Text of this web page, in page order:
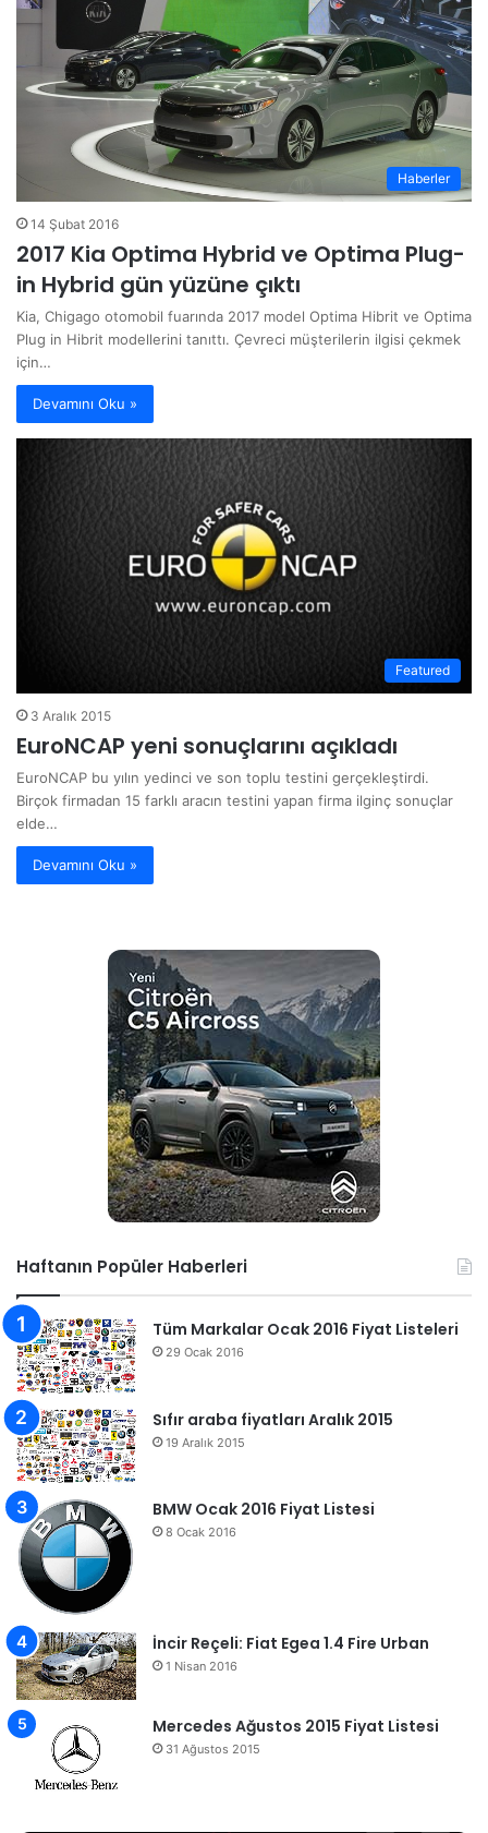
Haberler
14 Şubat 2016
2017 Kia Optima Hybrid ve Optima Plug-
in Hybrid gün yüzüne çıktı
Kia, Chigago otomobil fuarında 2017 model Optima Hibrit ve Optima
Plug in Hibrit modellerini tanıttı. Çevreci müşterilerin ilgisi çekmek
için…
Devamını Oku »
Featured
3 Aralık 2015
EuroNCAP yeni sonuçlarını açıkladı
EuroNCAP bu yılın yedinci ve son toplu testini gerçekleştirdi.
Birçok firmadan 15 farklı aracın testini yapan firma ilginç sonuçlar
elde…
Devamını Oku »
Haftanın Popüler Haberleri
Tüm Markalar Ocak 2016 Fiyat Listeleri
29 Ocak 2016
Sıfır araba fiyatları Aralık 2015
19 Aralık 2015
BMW Ocak 2016 Fiyat Listesi
8 Ocak 2016
İncir Reçeli: Fiat Egea 1.4 Fire Urban
1 Nisan 2016
Mercedes Ağustos 2015 Fiyat Listesi
31 Ağustos 2015